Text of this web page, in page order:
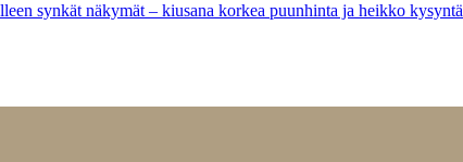
synkät näkymät – kiusana korkea puunhinta ja heikko kysyntä